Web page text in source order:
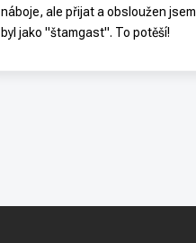
náboje, ale přijat a obsloužen jsem
byl jako "štamgast". To potěší!